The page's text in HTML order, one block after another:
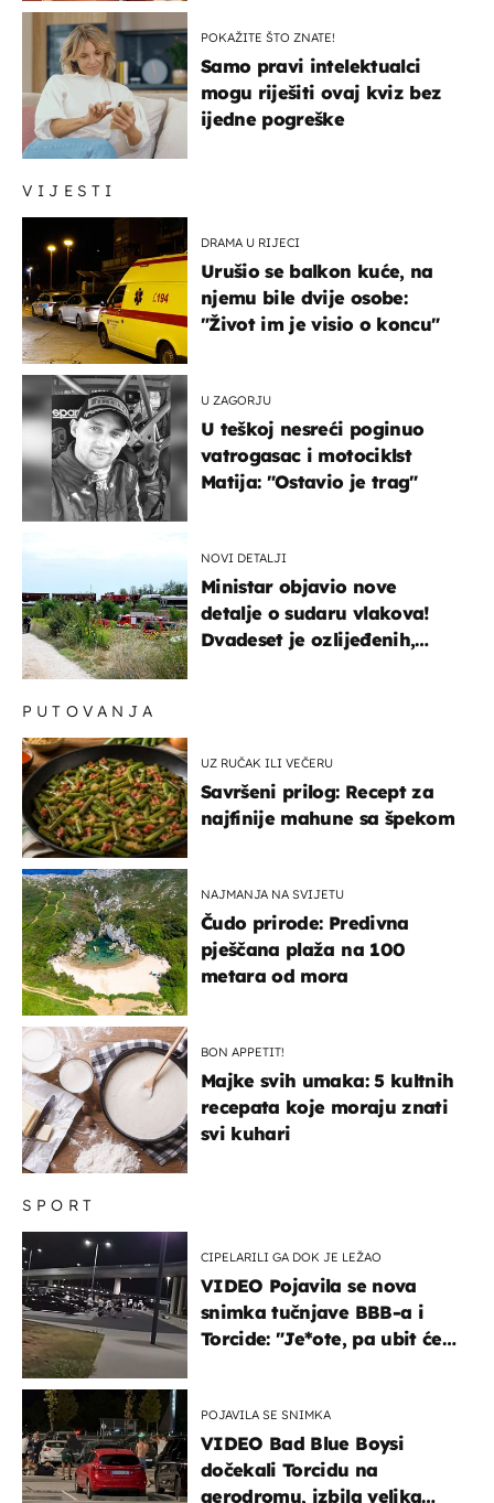
VIJESTI
DRAMA U RIJECI
Urušio se balkon kuće, na
njemu bile dvije osobe:
"Život im je visio o koncu"
U ZAGORJU
U teškoj nesreći poginuo
vatrogasac i motociklst
Matija: "Ostavio je trag"
NOVI DETALJI
Ministar objavio nove
detalje o sudaru vlakova!
Dvadeset je ozlijeđenih,
POKAŽITE ŠTO ZNATE!
Samo pravi intelektualci
mogu riješiti ovaj kviz bez
ijedne pogreške
SPORT
CIPELARILI GA DOK JE LEŽAO
VIDEO Pojavila se nova
snimka tučnjave BBB-a i
Torcide: "Je*ote, pa ubit će
POJAVILA SE SNIMKA
VIDEO Bad Blue Boysi
dočekali Torcidu na
aerodromu, izbila velika
PUTOVANJA
UZ RUČAK ILI VEČERU
Savršeni prilog: Recept za
najfinije mahune sa špekom
NAJMANJA NA SVIJETU
Čudo prirode: Predivna
pješčana plaža na 100
metara od mora
BON APPETIT!
Majke svih umaka: 5 kultnih
recepata koje moraju znati
svi kuhari